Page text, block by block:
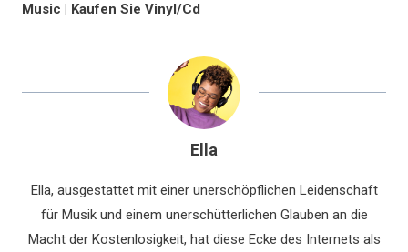
Music | Kaufen Sie Vinyl/Cd
Ella
Ella, ausgestattet mit einer unerschöpflichen Leidenschaft
für Musik und einem unerschütterlichen Glauben an die
Macht der Kostenlosigkeit, hat diese Ecke des Internets als